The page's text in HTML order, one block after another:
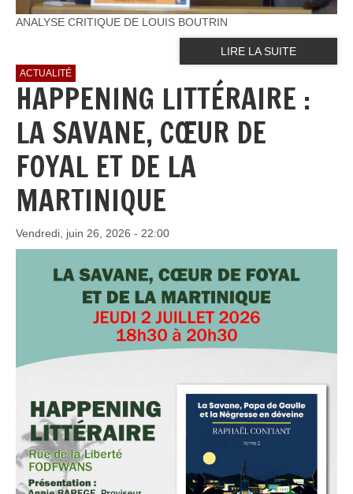
ANALYSE CRITIQUE DE LOUIS BOUTRIN
LIRE LA SUITE
ACTUALITÉ
HAPPENING LITTÉRAIRE :
LA SAVANE, CŒUR DE
FOYAL ET DE LA
MARTINIQUE
Vendredi, juin 26, 2026 - 22:00